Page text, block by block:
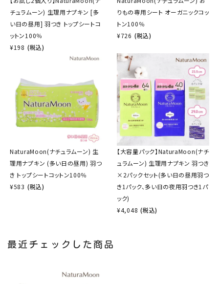
チュラムーン) 生理用ナプキン [多
い日の昼用] 羽つき トップシートコ
ットン100％
¥198 (税込)
りもの専用シート オーガニックコッ
トン100％
¥726 (税込)
NaturaMoon(ナチュラムーン) 生
理用ナプキン (多い日の昼用) 羽つ
き トップシートコットン100％
¥583 (税込)
【大容量パック】NaturaMoon(ナチ
ュラムーン) 生理用ナプキン 羽つき
×2パックセット(多い日の昼用羽つ
き1パック、多い日の夜用羽つき1パ
ック)
¥4,048 (税込)
最近チェックした商品